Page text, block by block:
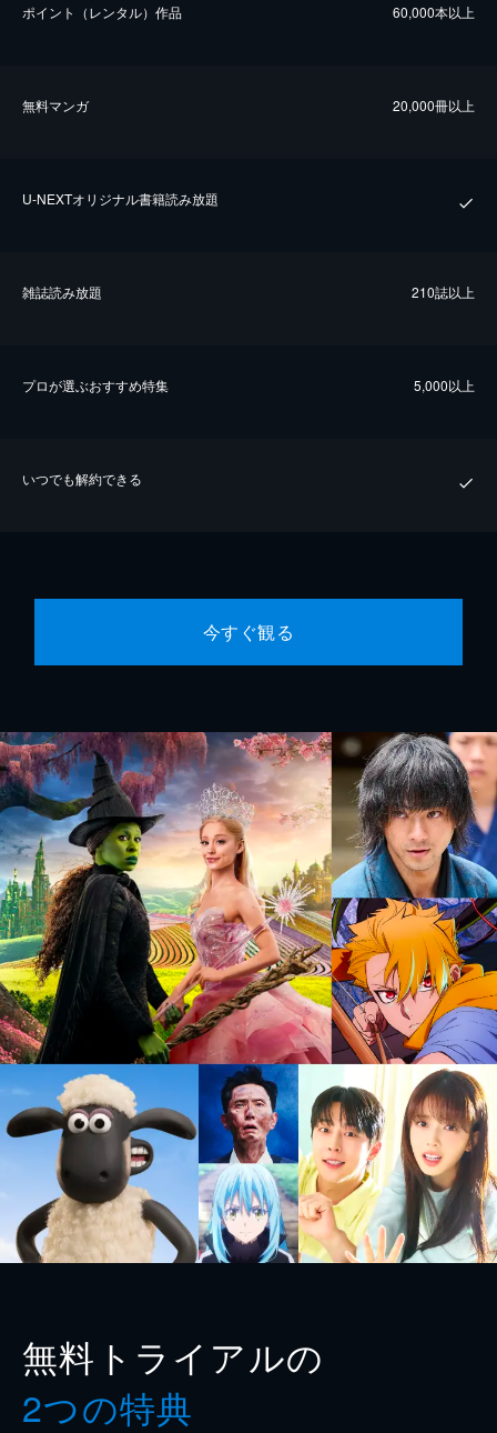
ポイント（レンタル）作品 60,000本以上
無料マンガ 20,000冊以上
U-NEXTオリジナル書籍読み放題
雑誌読み放題 210誌以上
プロが選ぶおすすめ特集 5,000以上
いつでも解約できる
今すぐ観る
無料トライアルの
2つの特典